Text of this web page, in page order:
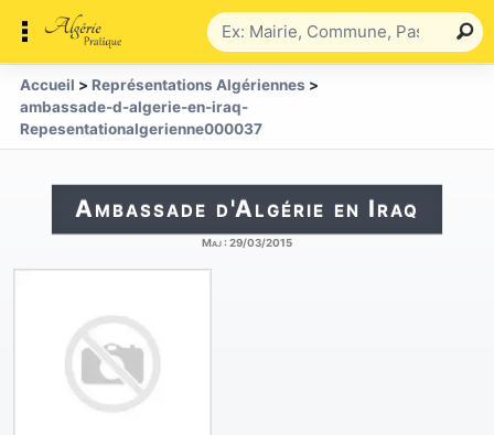
Accueil > Représentations Algériennes >
ambassade-d-algerie-en-iraq-
Repesentationalgerienne000037
Ambassade d'Algérie en Iraq
Maj : 29/03/2015